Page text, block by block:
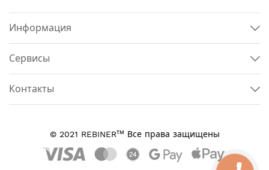
Информация
Сервисы
Контакты
© 2021 REBINERтм Все права защищены